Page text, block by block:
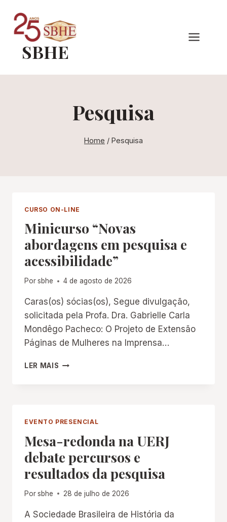
para
ConteúdoSBHE
Pesquisa
Home / Pesquisa
CURSO ON-LINE
Minicurso “Novas
abordagens em pesquisa e
acessibilidade”
Porsbhe 4 de agosto de 2026
Caras(os) sócias(os), Segue divulgação,
solicitada pela Profa. Dra. Gabrielle Carla
Mondêgo Pacheco: O Projeto de Extensão
Páginas de Mulheres na Imprensa…
LER MAIS MINICURSO
EVENTO PRESENCIAL
Mesa-redonda na UERJ
debate percursos e
resultados da pesquisa
Porsbhe 28 de julho de 2026
A Sociedade Brasileira de História da